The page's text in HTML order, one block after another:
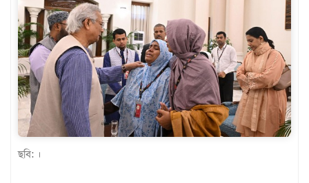
খেলাধুলা
বিনোদন
এক্সক্লুসিভ
শিক্ষাঙ্গন
অর্থনীতি
মতামত
ছবি: ।